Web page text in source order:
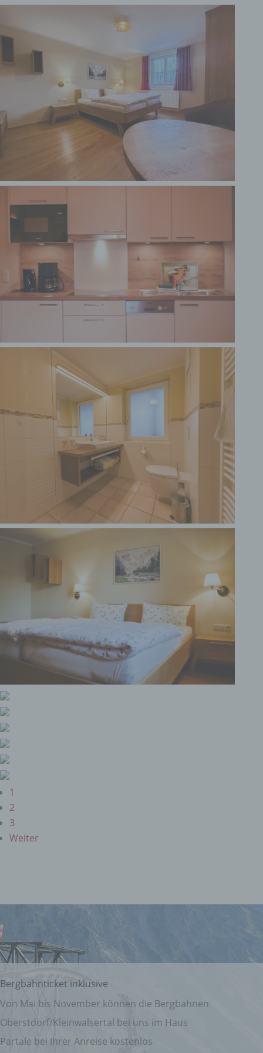
1
2
3
Weiter
Bergbahnticket inklusive
Von Mai bis November können die Bergbahnen
Oberstdorf/Kleinwalsertal bei uns im Haus
Partale bei Ihrer Anreise kostenlos
der personenbezogene Daten offengelegt werden,
unabhängig davon, ob es sich bei ihr um einen
Dritten handelt oder nicht. Behörden, die im
Rahmen eines bestimmten Untersuchungsauftrags
nach dem Unionsrecht oder dem Recht der
Mitgliedstaaten möglicherweise
personenbezogene Daten erhalten, gelten jedoch
nicht als Empfänger.
j) Dritter
Dritter ist eine natürliche oder juristische Person,
Behörde, Einrichtung oder andere Stelle außer der
betroffenen Person, dem Verantwortlichen, dem
Auftragsverarbeiter und den Personen, die unter
Verantwortlichen oder des Auftragsverarbeiters
befugt sind, die personenbezogenen Daten zu
k) Einwilligung
Einwilligung ist jede von der betroffenen Person
freiwillig für den bestimmten Fall in informierter
Weise und unmissverständlich abgegebene
Handlung, mit der die betroffene Person zu
verstehen gibt, dass sie mit der Verarbeitung der
sie betreffenden personenbezogenen Daten
einverstanden ist.
Name und Anschrift des für die Verarbeitung
Verantwortlichen
Verantwortlicher im Sinne der Datenschutz-
Grundverordnung, sonstiger in den Mitgliedstaaten
der Europäischen Union geltenden
Datenschutzgesetze und anderer Bestimmungen
mit datenschutzrechtlichem Charakter ist die:
Haus Partale Ferienwohnungen GbR
Michael Busse (Geschäftsführer)
87561 Oberstdorf
083224888
E-Mail: info@partale.com
DE29 7264 621
werden. Sie können die Verwendung von Cookies,
Cookie-ID. Eine Cookie-ID ist eine eindeutige
Zeichenfolge, durch welche Internetseiten und
Server dem konkreten Internetbrowser zugeordnet
werden können, in dem das Cookie gespeichert
Internetseiten und Servern, den individuellen
Internetbrowsern, die andere Cookies enthalten,
zu unterscheiden. Ein bestimmter Internetbrowser
kann über die eindeutige Cookie-ID wiedererkannt
und identifiziert werden.